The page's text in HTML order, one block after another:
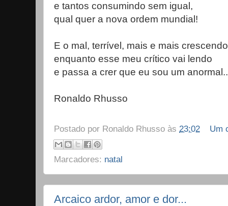
e tantos consumindo sem igual,
qual quer a nova ordem mundial!
E o mal, terrível, mais e mais crescendo
enquanto esse meu crítico vai lendo
e passa a crer que eu sou um
Ronaldo Rhusso
Postado por Ronaldo Rhusso às 23:02 Um
Marcadores: natal
Arcaico ardor, amor e dor...